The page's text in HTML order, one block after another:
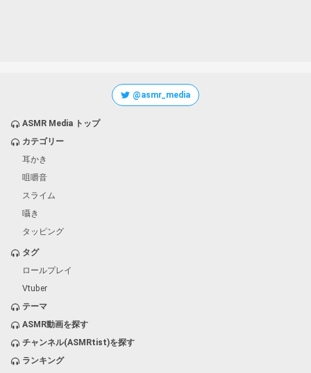
@asmr_media
ASMR Media トップ
カテゴリー
耳かき
咀嚼音
スライム
囁き
タッピング
タグ
ロールプレイ
Vtuber
テーマ
ASMR動画を探す
チャンネル(ASMRtist)を探す
ランキング